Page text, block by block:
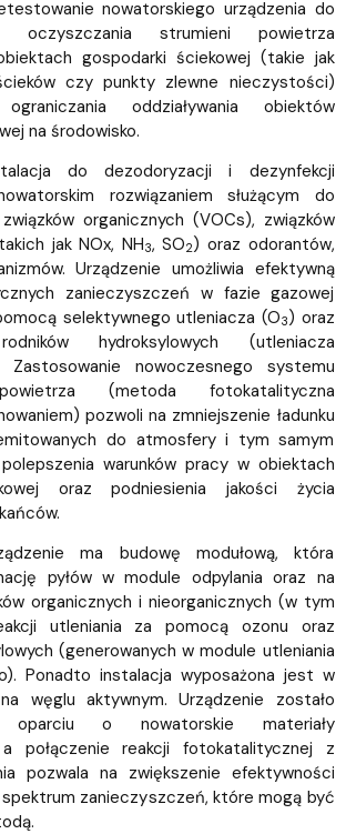
nowatorskiego urządzenia do
oczyszczania strumieni powietrza
gospodarki ściekowej (takie jak
czy punkty zlewne nieczystości)
oddziaływania obiektów
na środowisko.
do dezodoryzacji i dezynfekcji
rozwiązaniem służącym do
organicznych (VOCs), związków
jak NOx, NH3, SO2) oraz odorantów,
Urządzenie umożliwia efektywną
zanieczyszczeń w fazie gazowej
selektywnego utleniacza (O3) oraz
hydroksylowych (utleniacza
Zastosowanie nowoczesnego systemu
(metoda fotokatalityczna
pozwoli na zmniejszenie ładunku
do atmosfery i tym samym
warunków pracy w obiektach
oraz podniesienia jakości życia
ma budowę modułową, która
pyłów w module odpylania oraz na
organicznych i nieorganicznych (w tym
utleniania za pomocą ozonu oraz
(generowanych w module utleniania
Ponadto instalacja wyposażona jest w
węglu aktywnym. Urządzenie zostało
oparciu o nowatorskie materiały
połączenie reakcji fotokatalitycznej z
pozwala na zwiększenie efektywności
zanieczyszczeń, które mogą być